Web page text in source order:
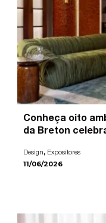
Conheça oito
da Breton
Design, Expositores
11/06/2026